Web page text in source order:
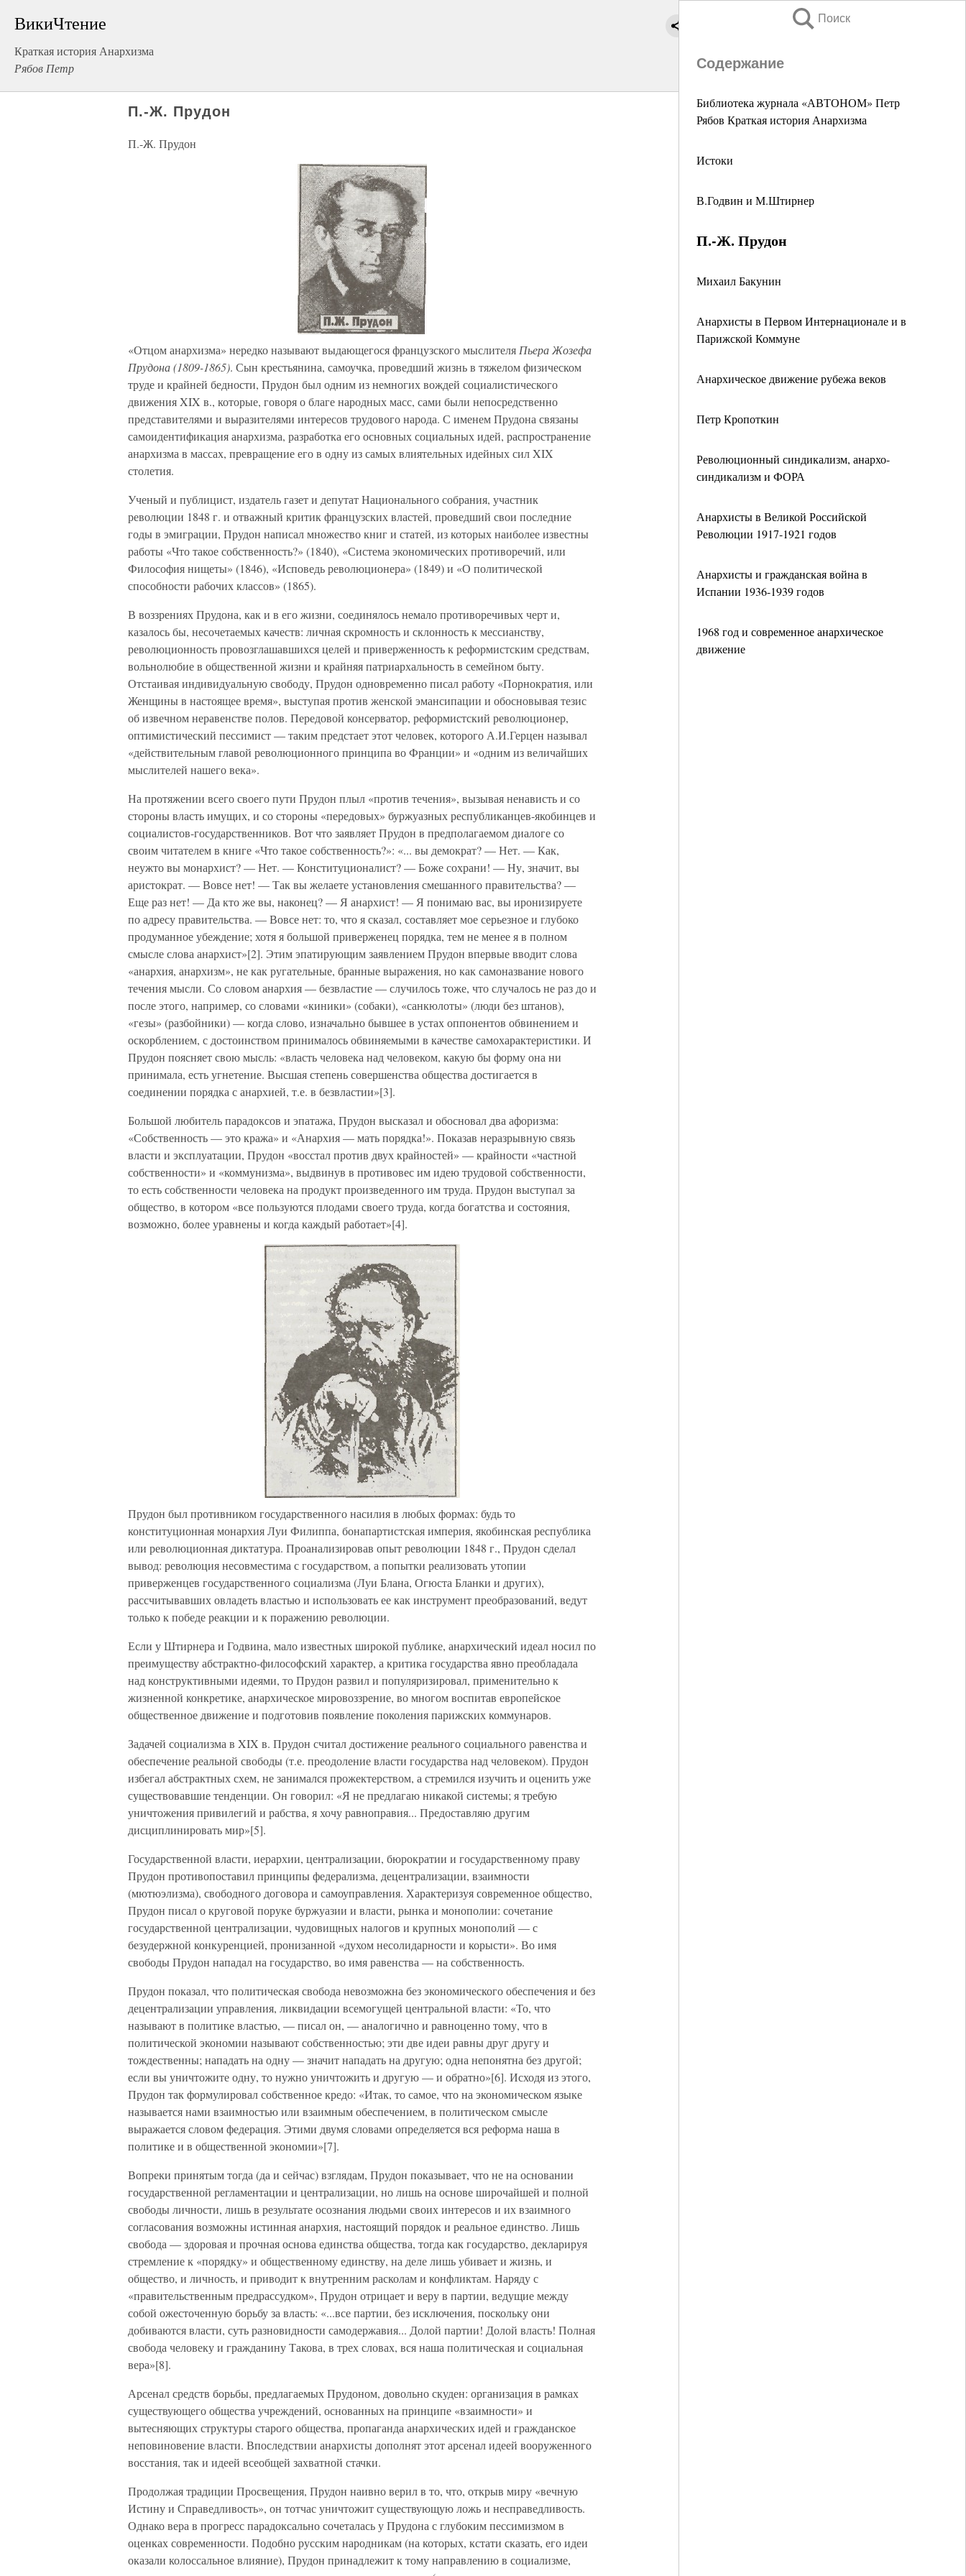
ВикиЧтение
Краткая история Анархизма
Рябов Петр
Поиск
Содержание
Библиотека журнала «АВТОНОМ» Петр
Рябов Краткая история Анархизма
Истоки
В.Годвин и М.Штирнер
П.-Ж. Прудон
Михаил Бакунин
Анархисты в Первом Интернационале и в
Парижской Коммуне
Анархическое движение рубежа веков
Петр Кропоткин
Революционный синдикализм, анархо-
синдикализм и ФОРА
Анархисты в Великой Российской
Революции 1917-1921 годов
Анархисты и гражданская война в
Испании 1936-1939 годов
1968 год и современное анархическое
движение
П.-Ж. Прудон
П.-Ж. Прудон
«Отцом анархизма» нередко называют выдающегося французского мыслителя Пьера Жозефа
Прудона (1809-1865). Сын крестьянина, самоучка, проведший жизнь в тяжелом физическом
труде и крайней бедности, Прудон был одним из немногих вождей социалистического
движения XIX в., которые, говоря о благе народных масс, сами были непосредственно
представителями и выразителями интересов трудового народа. С именем Прудона связаны
самоидентификация анархизма, разработка его основных социальных идей, распространение
анархизма в массах, превращение его в одну из самых влиятельных идейных сил XIX
столетия.
Ученый и публицист, издатель газет и депутат Национального собрания, участник
революции 1848 г. и отважный критик французских властей, проведший свои последние
годы в эмиграции, Прудон написал множество книг и статей, из которых наиболее известны
работы «Что такое собственность?» (1840), «Система экономических противоречий, или
Философия нищеты» (1846), «Исповедь революционера» (1849) и «О политической
способности рабочих классов» (1865).
В воззрениях Прудона, как и в его жизни, соединялось немало противоречивых черт и,
казалось бы, несочетаемых качеств: личная скромность и склонность к мессианству,
революционность провозглашавшихся целей и приверженность к реформистским средствам,
вольнолюбие в общественной жизни и крайняя патриархальность в семейном быту.
Отстаивая индивидуальную свободу, Прудон одновременно писал работу «Порнократия, или
Женщины в настоящее время», выступая против женской эмансипации и обосновывая тезис
об извечном неравенстве полов. Передовой консерватор, реформистский революционер,
оптимистический пессимист — таким предстает этот человек, которого А.И.Герцен называл
«действительным главой революционного принципа во Франции» и «одним из величайших
мыслителей нашего века».
На протяжении всего своего пути Прудон плыл «против течения», вызывая ненависть и со
стороны власть имущих, и со стороны «передовых» буржуазных республиканцев-якобинцев и
социалистов-государственников. Вот что заявляет Прудон в предполагаемом диалоге со
своим читателем в книге «Что такое собственность?»: «... вы демократ? — Нет. — Как,
неужто вы монархист? — Нет. — Конституционалист? — Боже сохрани! — Ну, значит, вы
аристократ. — Вовсе нет! — Так вы желаете установления смешанного правительства? —
Еще раз нет! — Да кто же вы, наконец? — Я анархист! — Я понимаю вас, вы иронизируете
по адресу правительства. — Вовсе нет: то, что я сказал, составляет мое серьезное и глубоко
продуманное убеждение; хотя я большой приверженец порядка, тем не менее я в полном
смысле слова анархист»[2]. Этим эпатирующим заявлением Прудон впервые вводит слова
«анархия, анархизм», не как ругательные, бранные выражения, но как самоназвание нового
течения мысли. Со словом анархия — безвластие — случилось тоже, что случалось не раз до и
после этого, например, со словами «киники» (собаки), «санкюлоты» (люди без штанов),
«гезы» (разбойники) — когда слово, изначально бывшее в устах оппонентов обвинением и
оскорблением, с достоинством принималось обвиняемыми в качестве самохарактеристики. И
Прудон поясняет свою мысль: «власть человека над человеком, какую бы форму она ни
принимала, есть угнетение. Высшая степень совершенства общества достигается в
соединении порядка с анархией, т.е. в безвластии»[3].
Большой любитель парадоксов и эпатажа, Прудон высказал и обосновал два афоризма:
«Собственность — это кража» и «Анархия — мать порядка!». Показав неразрывную связь
власти и эксплуатации, Прудон «восстал против двух крайностей» — крайности «частной
собственности» и «коммунизма», выдвинув в противовес им идею трудовой собственности,
то есть собственности человека на продукт произведенного им труда. Прудон выступал за
общество, в котором «все пользуются плодами своего труда, когда богатства и состояния,
возможно, более уравнены и когда каждый работает»[4].
Прудон был противником государственного насилия в любых формах: будь то
конституционная монархия Луи Филиппа, бонапартистская империя, якобинская республика
или революционная диктатура. Проанализировав опыт революции 1848 г., Прудон сделал
вывод: революция несовместима с государством, а попытки реализовать утопии
приверженцев государственного социализма (Луи Блана, Огюста Бланки и других),
рассчитывавших овладеть властью и использовать ее как инструмент преобразований, ведут
только к победе реакции и к поражению революции.
Если у Штирнера и Годвина, мало известных широкой публике, анархический идеал носил по
преимуществу абстрактно-философский характер, а критика государства явно преобладала
над конструктивными идеями, то Прудон развил и популяризировал, применительно к
жизненной конкретике, анархическое мировоззрение, во многом воспитав европейское
общественное движение и подготовив появление поколения парижских коммунаров.
Задачей социализма в XIX в. Прудон считал достижение реального социального равенства и
обеспечение реальной свободы (т.е. преодоление власти государства над человеком). Прудон
избегал абстрактных схем, не занимался прожектерством, а стремился изучить и оценить уже
существовавшие тенденции. Он говорил: «Я не предлагаю никакой системы; я требую
уничтожения привилегий и рабства, я хочу равноправия... Предоставляю другим
дисциплинировать мир»[5].
Государственной власти, иерархии, централизации, бюрократии и государственному праву
Прудон противопоставил принципы федерализма, децентрализации, взаимности
(мютюэлизма), свободного договора и самоуправления. Характеризуя современное общество,
Прудон писал о круговой поруке буржуазии и власти, рынка и монополии: сочетание
государственной централизации, чудовищных налогов и крупных монополий — с
безудержной конкуренцией, пронизанной «духом несолидарности и корысти». Во имя
свободы Прудон нападал на государство, во имя равенства — на собственность.
Прудон показал, что политическая свобода невозможна без экономического обеспечения и без
децентрализации управления, ликвидации всемогущей центральной власти: «То, что
называют в политике властью, — писал он, — аналогично и равноценно тому, что в
политической экономии называют собственностью; эти две идеи равны друг другу и
тождественны; нападать на одну — значит нападать на другую; одна непонятна без другой;
если вы уничтожите одну, то нужно уничтожить и другую — и обратно»[6]. Исходя из этого,
Прудон так формулировал собственное кредо: «Итак, то самое, что на экономическом языке
называется нами взаимностью или взаимным обеспечением, в политическом смысле
выражается словом федерация. Этими двумя словами определяется вся реформа наша в
политике и в общественной экономии»[7].
Вопреки принятым тогда (да и сейчас) взглядам, Прудон показывает, что не на основании
государственной регламентации и централизации, но лишь на основе широчайшей и полной
свободы личности, лишь в результате осознания людьми своих интересов и их взаимного
согласования возможны истинная анархия, настоящий порядок и реальное единство. Лишь
свобода — здоровая и прочная основа единства общества, тогда как государство, декларируя
стремление к «порядку» и общественному единству, на деле лишь убивает и жизнь, и
общество, и личность, и приводит к внутренним расколам и конфликтам. Наряду с
«правительственным предрассудком», Прудон отрицает и веру в партии, ведущие между
собой ожесточенную борьбу за власть: «...все партии, без исключения, поскольку они
добиваются власти, суть разновидности самодержавия... Долой партии! Долой власть! Полная
свобода человеку и гражданину Такова, в трех словах, вся наша политическая и социальная
вера»[8].
Арсенал средств борьбы, предлагаемых Прудоном, довольно скуден: организация в рамках
существующего общества учреждений, основанных на принципе «взаимности» и
вытесняющих структуры старого общества, пропаганда анархических идей и гражданское
неповиновение власти. Впоследствии анархисты дополнят этот арсенал идеей вооруженного
восстания, так и идеей всеобщей захватной стачки.
Продолжая традиции Просвещения, Прудон наивно верил в то, что, открыв миру «вечную
Истину и Справедливость», он тотчас уничтожит существующую ложь и несправедливость.
Однако вера в прогресс парадоксально сочеталась у Прудона с глубоким пессимизмом в
оценках современности. Подобно русским народникам (на которых, кстати сказать, его идеи
оказали колоссальное влияние), Прудон принадлежит к тому направлению в социализме,